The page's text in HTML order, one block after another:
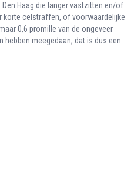
Den Haag die langer vastzitten en/of
korte celstraffen, of voorwaardelijke
0,6 promille van de ongeveer
hebben meegedaan, dat is dus een